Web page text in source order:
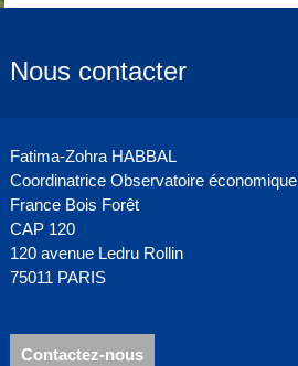
Nous contacter
Fatima-Zohra HABBAL
Coordinatrice Observatoire économique
France Bois Forêt
CAP 120
120 avenue Ledru Rollin
75011 PARIS
Contactez-nous